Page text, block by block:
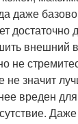
даже
достаточно
внешний
не
не значит
вреден